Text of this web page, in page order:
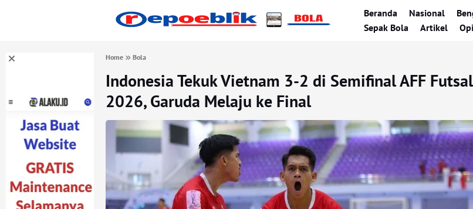
Beranda Nasional
Sepak Bola
Artikel
Home Bola
Indonesia Tekuk Vietnam 3-2 di Semifinal AFF Futsal
2026, Garuda Melaju ke Final